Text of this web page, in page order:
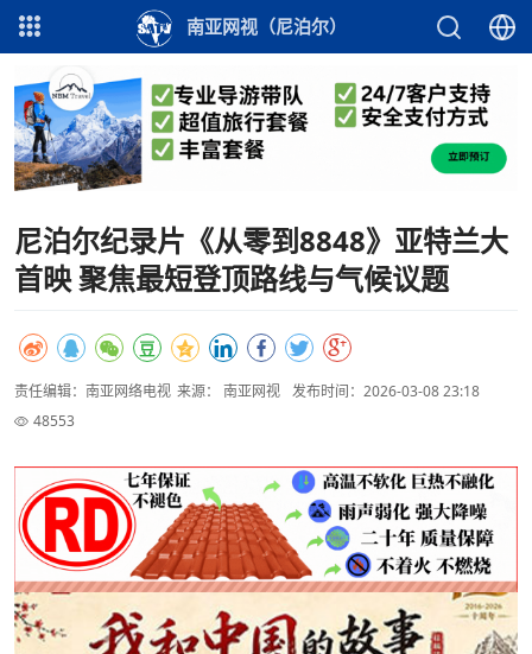
南亚网视（尼泊尔）
尼泊尔纪录片《从零到8848》亚特兰大
首映 聚焦最短登顶路线与气候议题
责任编辑：南亚网络电视 来源： 南亚网视 发布时间：2026-03-08 23:18
48553